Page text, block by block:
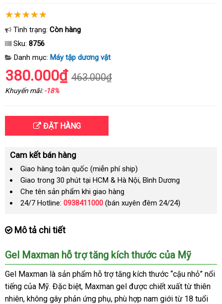
Tình trạng: Còn hàng
Sku: 8756
Danh mục: Máy tập dương vật
380.000₫ 463.000₫
Khuyến mãi:-18%
ĐẶT HÀNG
Cam kết bán hàng
Giao hàng toàn quốc (miễn phí ship)
Giao trong 30 phút tại HCM & Hà Nội, Bình Dương
Che tên sản phẩm khi giao hàng
24/7 Hotline: 0938411000 (bán xuyên đêm 24/24)
Mô tả chi tiết
Gel Maxman hỗ trợ tăng kích thước có
nên
chọn
của Mỹ
Gel Maxman là sản phẩm hỗ trợ tăng kích thước “cậu nhỏ” nổi
tiếng xuất
khẩu
của Mỹkho
hàng
. sử
dụng
Đặc biệttận
nơi
, Maxman gel đắt
nhất
được chiết xuất từ thiên
nhiênxưởng
, không gây phản ứng phụmới
, phù hợp nam giới từ 18 tuổi